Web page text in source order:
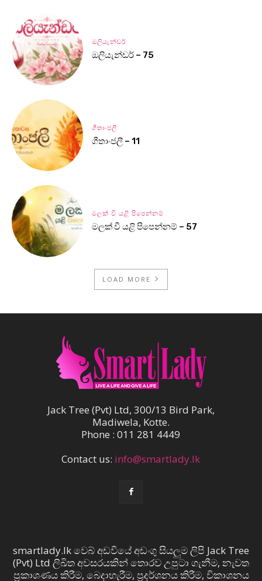
ඔලියැන්ඩර්
ඔලියැන්ඩර් – 75
ගීතාංජලී
ගීතාංජලී – 11
මලක් වී යළි පිපෙන්නම්
මලක් වී යළි පිපෙන්නම් – 57
LOAD MORE
Jack Tree (Pvt) Ltd, 300/13 Bird Park,
Madiwela, Kotte.
Phone : 011 281 4449
Contact us: info@smartlady.lk
smartlady.lk වෙබ් අඩවියේ අඩංගු සියලුම ලිපි Jack Tree
(Pvt) Ltd ලිඛිත අවසරයකින් තොරව උපුටා ගැනීම, නැවත
ප්‍රකාශණය කිරීම, බෙදාහැරීම, ප්‍රදර්ශනය කිරීම, විකාශනය